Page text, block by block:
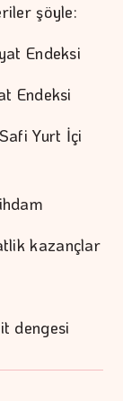
şöyle:
Endeksi
Endeksi
Yurt İçi
kazançlar
dengesi